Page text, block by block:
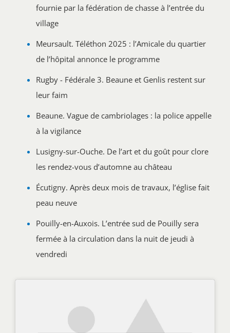
fournie par la fédération de chasse à l’entrée du
village
Meursault. Téléthon 2025 : l’Amicale du quartier
de l’hôpital annonce le programme
Rugby - Fédérale 3. Beaune et Genlis restent sur
leur faim
Beaune. Vague de cambriolages : la police appelle
à la vigilance
Lusigny-sur-Ouche. De l’art et du goût pour clore
les rendez-vous d’automne au château
Écutigny. Après deux mois de travaux, l’église fait
peau neuve
Pouilly-en-Auxois. L’entrée sud de Pouilly sera
fermée à la circulation dans la nuit de jeudi à
vendredi